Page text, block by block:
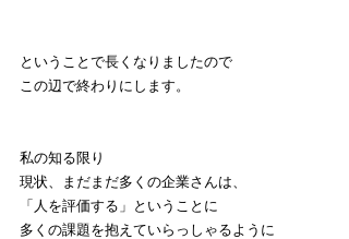
ということで長くなりましたので
この辺で終わりにします。
私の知る限り
現状、まだまだ多くの企業さんは、
「人を評価する」ということに
多くの課題を抱えていらっしゃるように